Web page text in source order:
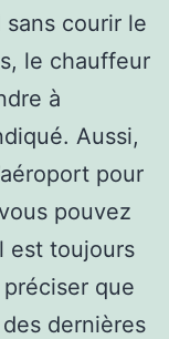
courir le
le chauffeur
à
Aussi,
pour
pouvez
est toujours
que
dernières